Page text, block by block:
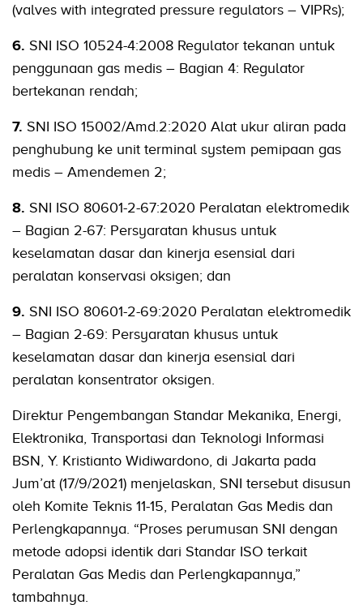
(valves with integrated pressure regulators – VIPRs);
6. SNI ISO 10524-4:2008 Regulator tekanan untuk
penggunaan gas medis – Bagian 4: Regulator
bertekanan rendah;
7. SNI ISO 15002/Amd.2:2020 Alat ukur aliran pada
penghubung ke unit terminal system pemipaan gas
medis – Amendemen 2;
8. SNI ISO 80601-2-67:2020 Peralatan elektromedik
– Bagian 2-67: Persyaratan khusus untuk
keselamatan dasar dan kinerja esensial dari
peralatan konservasi oksigen; dan
9. SNI ISO 80601-2-69:2020 Peralatan elektromedik
– Bagian 2-69: Persyaratan khusus untuk
keselamatan dasar dan kinerja esensial dari
peralatan konsentrator oksigen.
Direktur Pengembangan Standar Mekanika, Energi,
Elektronika, Transportasi dan Teknologi Informasi
BSN, Y. Kristianto Widiwardono, di Jakarta pada
Jum’at (17/9/2021) menjelaskan, SNI tersebut disusun
oleh Komite Teknis 11-15, Peralatan Gas Medis dan
Perlengkapannya. “Proses perumusan SNI dengan
metode adopsi identik dari Standar ISO terkait
Peralatan Gas Medis dan Perlengkapannya,”
tambahnya.